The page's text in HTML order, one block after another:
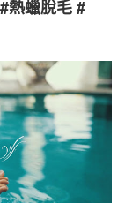
熱蠟脫毛 #